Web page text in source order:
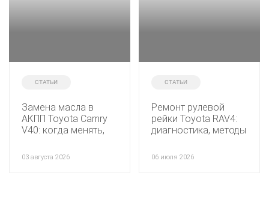
СТАТЬИ
Замена масла в
АКПП Toyota Camry
V40: когда менять,
как проходит
процедура
03 августа 2026
СТАТЬИ
Ремонт рулевой
рейки Toyota RAV4:
диагностика, методы
замена
06 июля 2026